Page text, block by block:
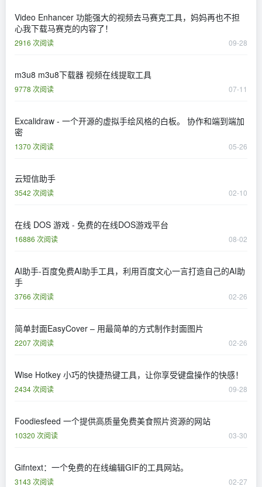
Video Enhancer 功能强大的视频去马赛克工具，妈妈再也不担
心我下载马赛克的内容了！
2916 次阅读 09-28
m3u8 m3u8下载器 视频在线提取工具
9778 次阅读 07-11
Excalidraw - 一个开源的虚拟手绘风格的白板。 协作和端到端加
密
1370 次阅读 05-26
云短信助手
3542 次阅读 02-10
在线 DOS 游戏 - 免费的在线DOS游戏平台
16886 次阅读 08-02
AI助手-百度免费AI助手工具，利用百度文心一言打造自己的AI助
手
3766 次阅读 02-26
简单封面EasyCover – 用最简单的方式制作封面图片
2207 次阅读 02-26
Wise Hotkey 小巧的快捷热键工具，让你享受键盘操作的快感！
2434 次阅读 09-28
Foodiesfeed 一个提供高质量免费美食照片资源的网站
10320 次阅读 03-30
Gifntext：一个免费的在线编辑GIF的工具网站。
3143 次阅读 02-27